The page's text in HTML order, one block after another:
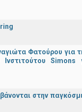
Φατούρου για
Ινστιτούτου
στην